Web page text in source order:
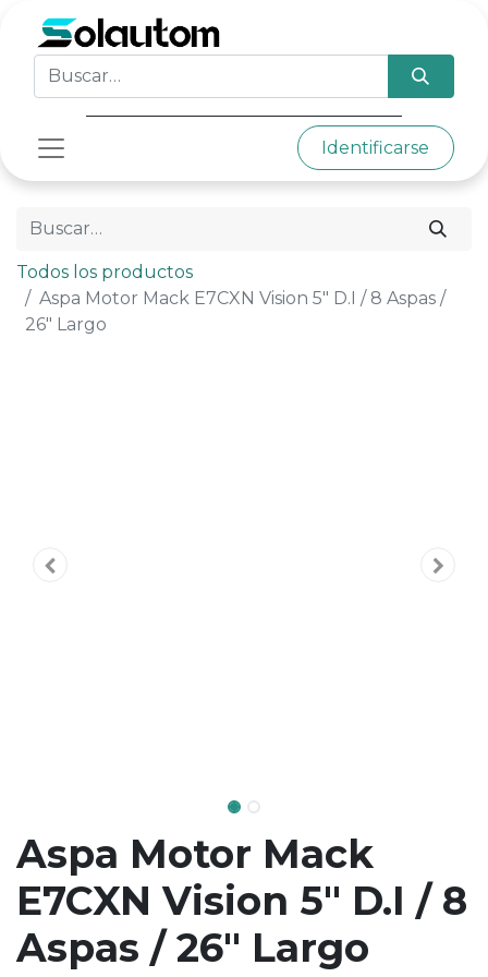
Identificarse
Todos los productos
Aspa Motor Mack E7CXN Vision 5" D.I / 8 Aspas /
26" Largo
Aspa Motor Mack
E7CXN Vision 5" D.I / 8
Aspas / 26" Largo